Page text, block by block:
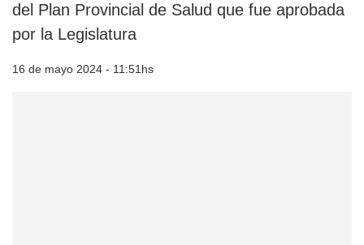
del Plan Provincial de Salud que fue aprobada
por la Legislatura
16 de mayo 2024 - 11:51hs